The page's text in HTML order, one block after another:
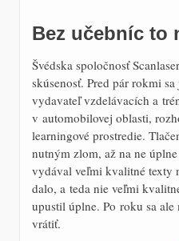
Bez učebníc to
Švédska spoločnosť
skúsenosť. Pred pár rokmi
vydavateľ vzdelávacích a
v automobilovej oblasti,
learningové prostredie.
nutným zlom, až na ne
vydával veľmi kvalitné texty
dalo, a teda nie veľmi
upustil úplne. Po roku sa
vrátiť.